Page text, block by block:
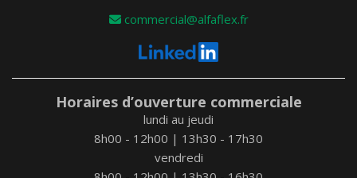
commercial@alfaflex.fr
Horaires d’ouverture commerciale
lundi au jeudi
8h00 - 12h00 | 13h30 - 17h30
vendredi